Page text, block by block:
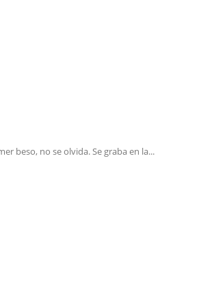
beso, no se olvida. Se graba en la...